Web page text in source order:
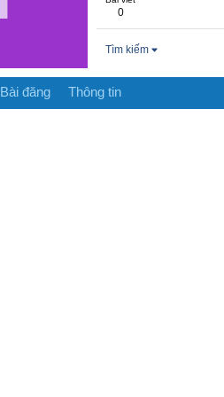
0
Tìm kiếm
Bài đăng Thông tin